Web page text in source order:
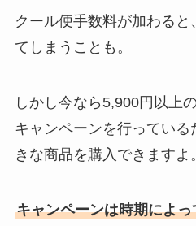
クール便手数料が加わると
てしまうことも。
しかし今なら5,900円以上
キャンペーンを行ってい
きな商品を購入できますよ。
キャンペーンは時期によっ